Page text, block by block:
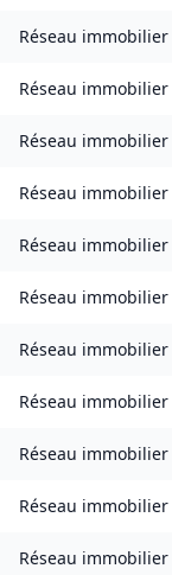
Réseau immobilier
Réseau immobilier
Réseau immobilier
Réseau immobilier
Réseau immobilier
Réseau immobilier
Réseau immobilier
Réseau immobilier
Réseau immobilier
Réseau immobilier
Réseau immobilier